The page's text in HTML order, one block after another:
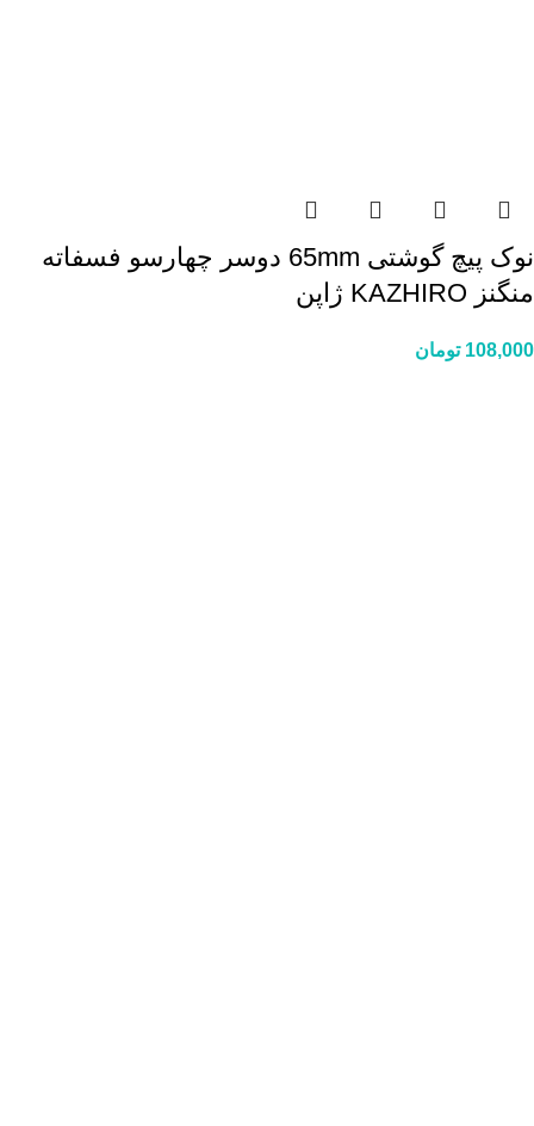
نوک پیچ گوشتی 65mm دوسر چهارسو فسفاته
منگنز KAZHIRO ژاپن
108,000 تومان